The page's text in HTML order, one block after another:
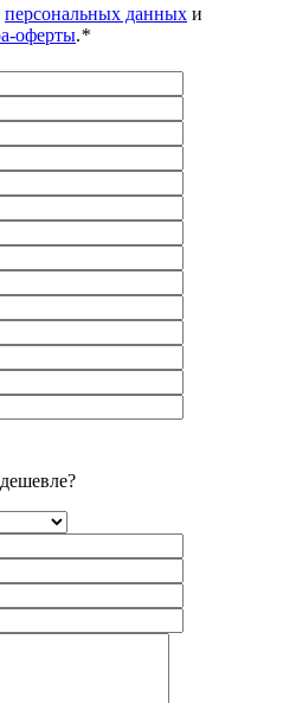
персональных данных и
оферты.*